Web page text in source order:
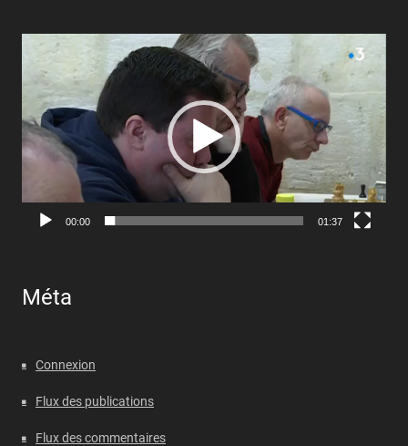
Lecteur
00:00 01:37
Méta
Connexion
Flux des publications
Flux des commentaires